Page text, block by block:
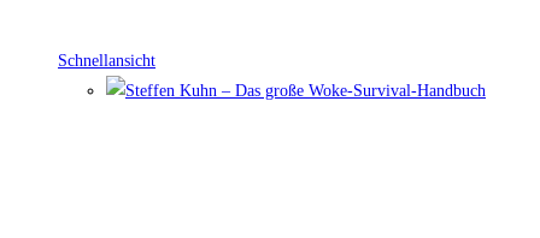
Schnellansicht